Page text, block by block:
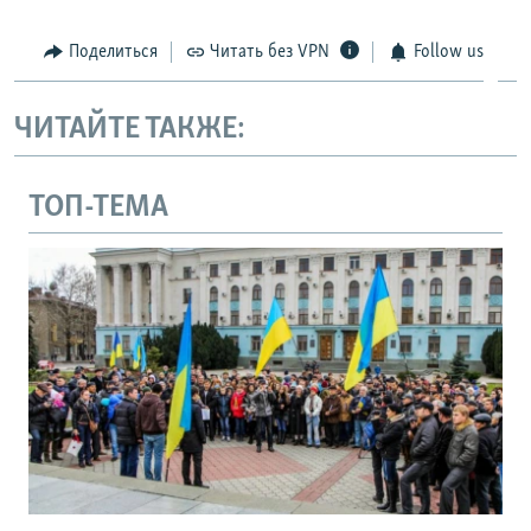
Поделиться Читать без VPN Follow us
ЧИТАЙТЕ ТАКЖЕ:
ТОП-ТЕМА